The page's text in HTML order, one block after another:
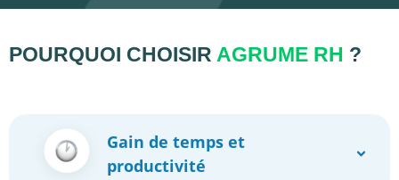
POURQUOI CHOISIR AGRUME RH ?
Gain de temps et
productivité